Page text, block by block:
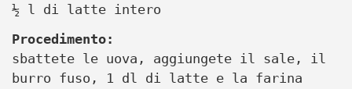
½ l di latte intero
Procedimento:
sbattete le uova, aggiungete il sale, il
burro fuso, 1 dl di latte e la farina